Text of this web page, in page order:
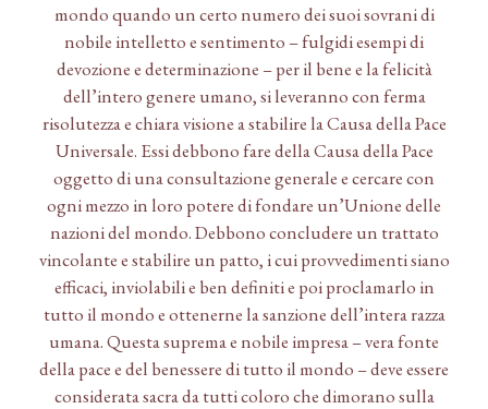
mondo quando un certo numero dei suoi sovrani di
nobile intelletto e sentimento – fulgidi esempi di
devozione e determinazione – per il bene e la felicità
dell’intero genere umano, si leveranno con ferma
risolutezza e chiara visione a stabilire la Causa della Pace
Universale. Essi debbono fare della Causa della Pace
oggetto di una consultazione generale e cercare con
ogni mezzo in loro potere di fondare un’Unione delle
nazioni del mondo. Debbono concludere un trattato
vincolante e stabilire un patto, i cui provvedimenti siano
efficaci, inviolabili e ben definiti e poi proclamarlo in
tutto il mondo e ottenerne la sanzione dell’intera razza
umana. Questa suprema e nobile impresa – vera fonte
della pace e del benessere di tutto il mondo – deve essere
considerata sacra da tutti coloro che dimorano sulla